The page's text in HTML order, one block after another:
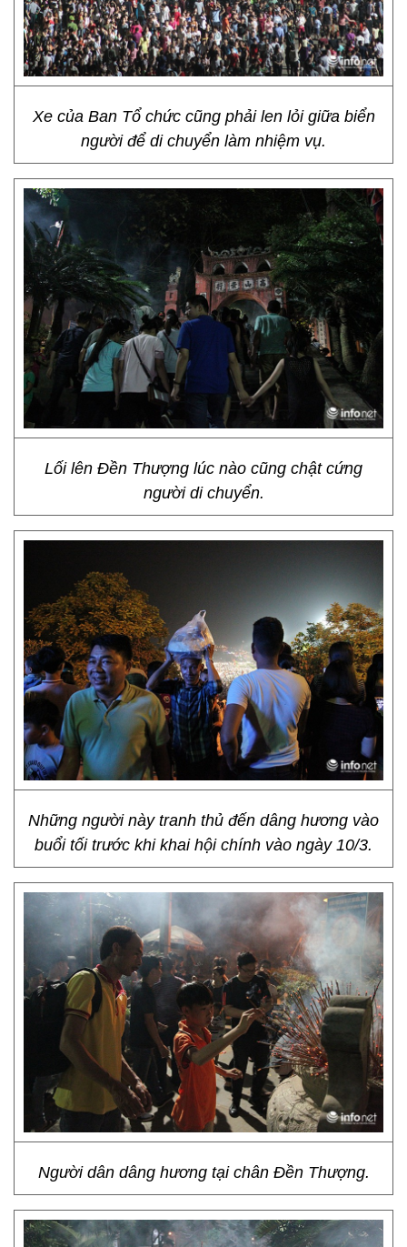
Xe của Ban Tổ chức cũng phải len lỏi giữa biển
người để di chuyển làm nhiệm vụ.
Lối lên Đền Thượng lúc nào cũng chật cứng
người di chuyển.
Những người này tranh thủ đến dâng hương vào
buổi tối trước khi khai hội chính vào ngày 10/3.
Người dân dâng hương tại chân Đền Thượng.